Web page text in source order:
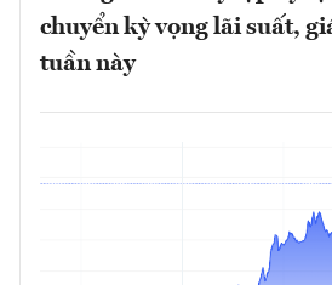
chuyển kỳ vọng lãi suất,
tuần này